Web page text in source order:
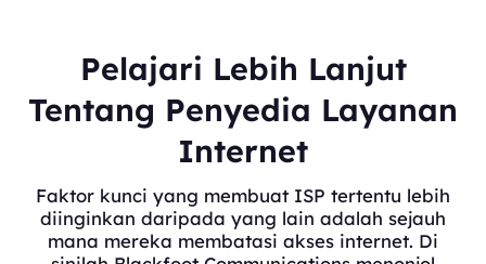
Pelajari Lebih Lanjut
Tentang Penyedia Layanan
Internet
Faktor kunci yang membuat ISP tertentu lebih
diinginkan daripada yang lain adalah sejauh
mana mereka membatasi akses internet. Di